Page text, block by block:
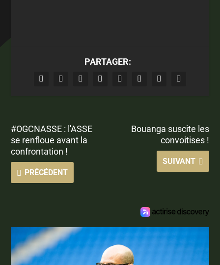
PARTAGER:
#OGCNASSE : l'ASSE
se renfloue avant la
confrontation !
PRÉCÉDENT
Bouanga suscite les
convoitises !
SUIVANT